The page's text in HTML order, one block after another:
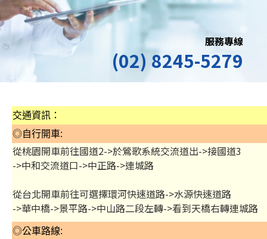
服務專線
(02) 8245-5279
交通資訊：
◎自行開車:
從桃園開車前往國道2->於鶯歌系統交流道出->接國道3
->中和交流道口->中正路->連城路
從台北開車前往可選擇環河快速道路->水源快速道路
->華中橋->景平路->中山路二段左轉->看到天橋右轉連城路
◎公車路線: